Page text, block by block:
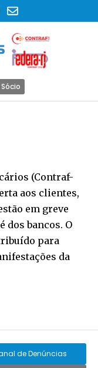
(Contraf-
aos clientes,
em greve
dos bancos. O
para
da
de Denúncias